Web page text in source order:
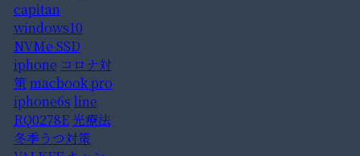
capitan
windows10
NVMe SSD
iphone コロナ対
策macbook pro
iphone6s line
RQ0278E 光療法
冬季うつ対策